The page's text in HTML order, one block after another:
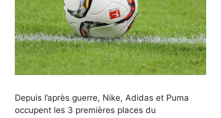
Depuis l’après guerre, Nike, Adidas et Puma
occupent les 3 premières places du